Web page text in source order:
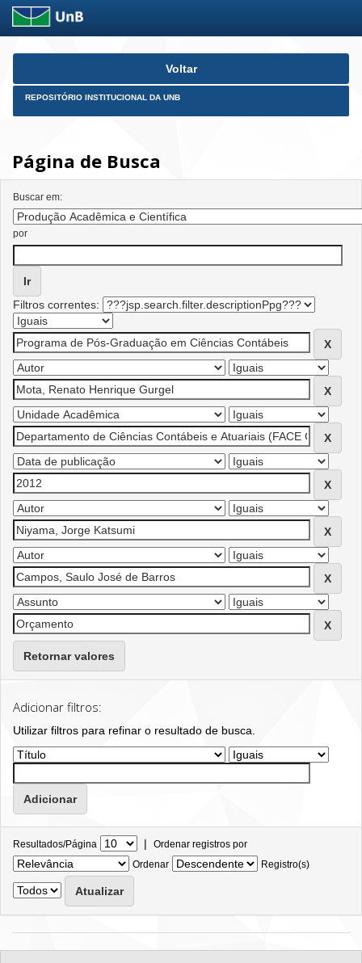
Skip
Voltar
REPOSITÓRIO INSTITUCIONAL DA UNB
Página de Busca
Buscar em:
por
Filtros correntes:
Retornar valores
Adicionar filtros:
Utilizar filtros para refinar o resultado de busca.
Resultados/Página | Ordenar registros por
Ordenar
Registro(s)